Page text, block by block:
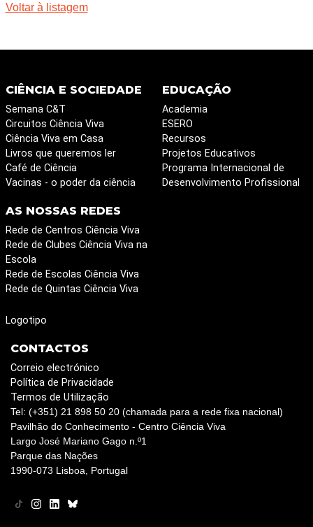
Voltar à listagem
CIÊNCIA E SOCIEDADE
Semana C&T
Circuitos Ciência Viva
Ciência Viva em Casa
Livros que queremos ler
Café de Ciência
Vacinas - o poder da ciência
EDUCAÇÃO
Academia
ESERO
Recursos
Projetos Educativos
Programa Internacional de
Desenvolvimento Profissional
AS NOSSAS REDES
Rede de Centros Ciência Viva
Rede de Clubes Ciência Viva na
Escola
Rede de Escolas Ciência Viva
Rede de Quintas Ciência Viva
Logotipo
CONTACTOS
Correio electrónico
Política de Privacidade
Termos de Utilização
Tel: (+351) 21 898 50 20 (chamada para a rede fixa nacional)
Pavilhão do Conhecimento - Centro Ciência Viva
Largo José Mariano Gago n.º1
Parque das Nações
1990-073 Lisboa, Portugal